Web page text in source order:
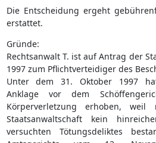
Die Entscheidung ergeht
erstattet.
Gründe:
Rechtsanwalt T. ist auf Antrag der
1997 zum Pflichtverteidiger des
Unter dem 31. Oktober 1997
Anklage vor dem
Körperverletzung erhoben, weil
Staatsanwaltschaft kein
versuchten Tötungsdeliktes